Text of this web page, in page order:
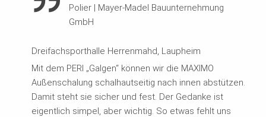
Polier | Mayer-Madel Bauunternehmung
GmbH
Dreifachsporthalle Herrenmahd, Laupheim
Mit dem PERI „Galgen“ können wir die MAXIMO
Außenschalung schalhautseitig nach innen abstützen.
Damit steht sie sicher und fest. Der Gedanke ist
eigentlich simpel, aber wichtig. So etwas fehlt uns